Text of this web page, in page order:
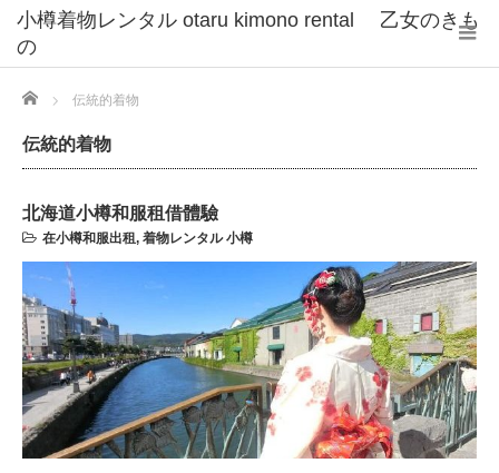
小樽着物レンタル otaru kimono rental 乙女のきも
の
Home 伝統的着物
伝統的着物
北海道小樽和服租借體驗
在小樽和服出租, 着物レンタル 小樽